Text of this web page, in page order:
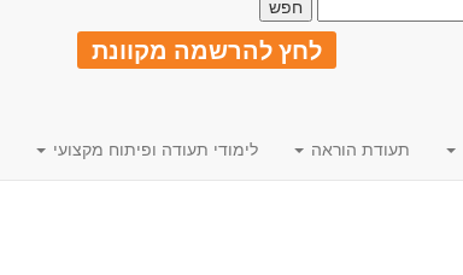
לחץ להרשמה מקוונת
תעודת הוראה לימודי תעודה ופיתוח מקצועי